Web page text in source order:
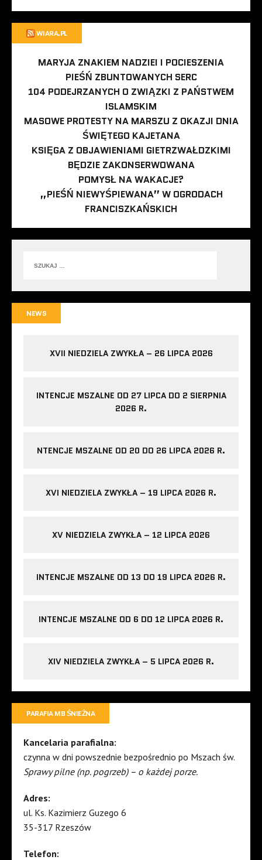
WIARA.PL
MARYJA ZNAKIEM NADZIEI I POCIESZENIA
PIEŚŃ ZBUNTOWANYCH SERC
104 PODEJRZANYCH O ZWIĄZKI Z PAŃSTWEM
ISLAMSKIM
MASOWE PROTESTY NA MARSZU Z OKAZJI DNIA
ŚWIĘTEGO KAJETANA
KSIĘGA Z OBJAWIENIAMI GIETRZWAŁDZKIMI
BĘDZIE ZAKONSERWOWANA
POMYSŁ NA WAKACJE?
„PIEŚŃ NIEWYŚPIEWANA” W OGRODACH
FRANCISZKAŃSKICH
NEWS
XVII NIEDZIELA ZWYKŁA – 26 LIPCA 2026
INTENCJE MSZALNE OD 27 LIPCA DO 2 SIERPNIA
2026 R.
NTENCJE MSZALNE OD 20 DO 26 LIPCA 2026 R.
XVI NIEDZIELA ZWYKŁA – 19 LIPCA 2026 R.
XV NIEDZIELA ZWYKŁA – 12 LIPCA 2026
INTENCJE MSZALNE OD 13 DO 19 LIPCA 2026 R.
INTENCJE MSZALNE OD 6 DO 12 LIPCA 2026 R.
XIV NIEDZIELA ZWYKŁA – 5 LIPCA 2026 R.
PARAFIA MB ŚNIEŻNA
Kancelaria parafialna:
czynna w dni powszednie bezpośrednio po Mszach św.
Sprawy pilne (np. pogrzeb) – o każdej porze.
Adres:
ul. Ks. Kazimierz Guzego 6
35-317 Rzeszów
Telefon: